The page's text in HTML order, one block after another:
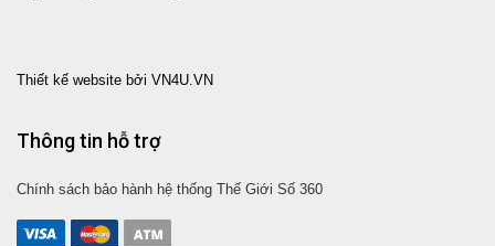
Thiết kế website bởi VN4U.VN
Thông tin hỗ trợ
Chính sách bảo hành hệ thống Thế Giới Số 360